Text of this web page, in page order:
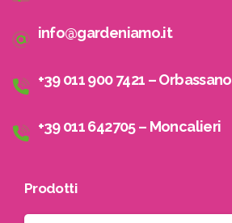
info@gardeniamo.it
+39 011 900 7421 – Orbassano
+39 011 642705 – Moncalieri
Prodotti